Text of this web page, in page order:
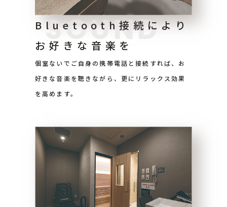
SOUND
Bluetooth接続により
お好きな音楽を
個室ないでご自身の携帯電話と接続すれば、お
好きな音楽を聴きながら、更にリラックス効果
を高めます。